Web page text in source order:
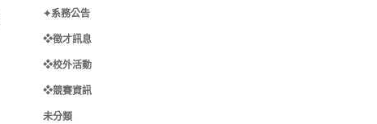
✦系務公告
❖徵才訊息
❖校外活動
❖競賽資訊
未分類